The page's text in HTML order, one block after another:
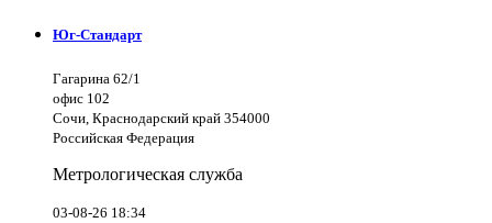
Юг-Стандарт
Гагарина 62/1
офис 102
Сочи, Краснодарский край 354000
Российская Федерация
Метрологическая служба
03-08-26 18:34